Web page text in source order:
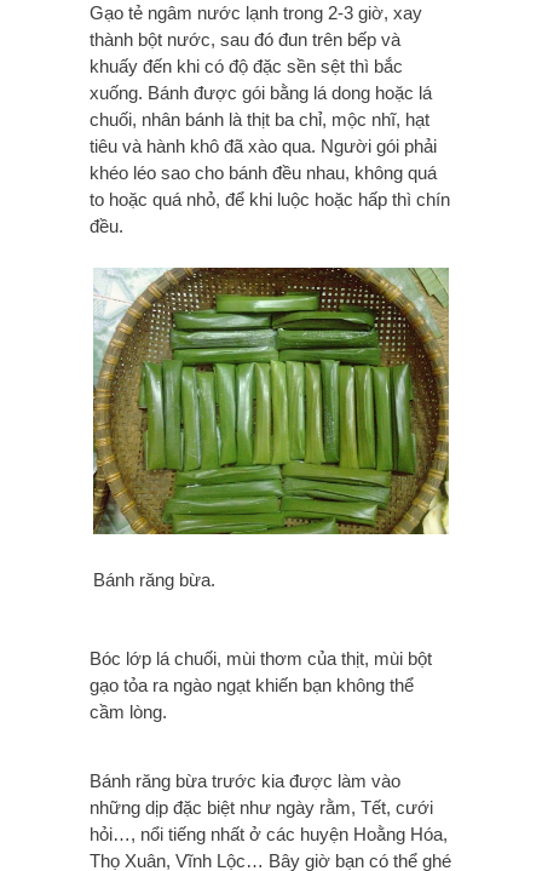
Gạo tẻ ngâm nước lạnh trong 2-3 giờ, xay
thành bột nước, sau đó đun trên bếp và
khuấy đến khi có độ đặc sền sệt thì bắc
xuống. Bánh được gói bằng lá dong hoặc lá
chuối, nhân bánh là thịt ba chỉ, mộc nhĩ, hạt
tiêu và hành khô đã xào qua. Người gói phải
khéo léo sao cho bánh đều nhau, không quá
to hoặc quá nhỏ, để khi luộc hoặc hấp thì chín
đều.
Bánh răng bừa.
Bóc lớp lá chuối, mùi thơm của thịt, mùi bột
gạo tỏa ra ngào ngạt khiến bạn không thể
cầm lòng.
Bánh răng bừa trước kia được làm vào
những dịp đặc biệt như ngày rằm, Tết, cưới
hỏi…, nổi tiếng nhất ở các huyện Hoằng Hóa,
Thọ Xuân, Vĩnh Lộc… Bây giờ bạn có thể ghé